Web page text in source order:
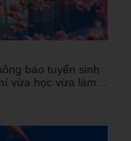
báo tuyển sinh
vừa học vừa làm,
hiện được điều